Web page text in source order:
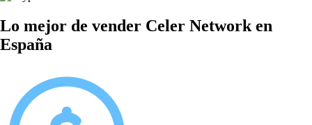
Lo mejor de vender Celer Network en
España